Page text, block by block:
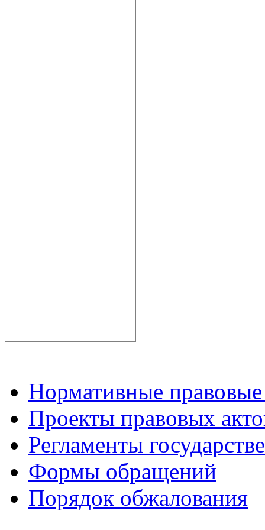
Нормативные
Проекты правовых
Регламенты
Формы обращений
Порядок обжалования